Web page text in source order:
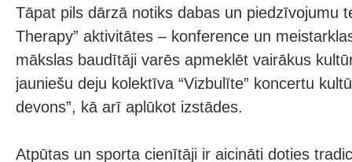
Tāpat pils dārzā notiks dabas un piedzīvojumu
Therapy” aktivitātes – konference un
mākslas baudītāji varēs apmeklēt vairākus
jauniešu deju kolektīva “Vizbulīte” koncertu
devons”, kā arī aplūkot izstādes.
Atpūtas un sporta cienītāji ir aicināti doties